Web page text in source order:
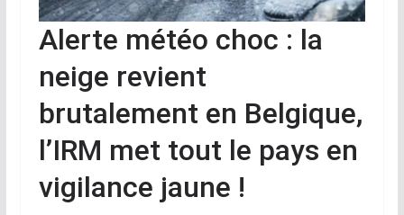
Alerte météo choc : la
neige revient
brutalement en Belgique,
l’IRM met tout le pays en
vigilance jaune !